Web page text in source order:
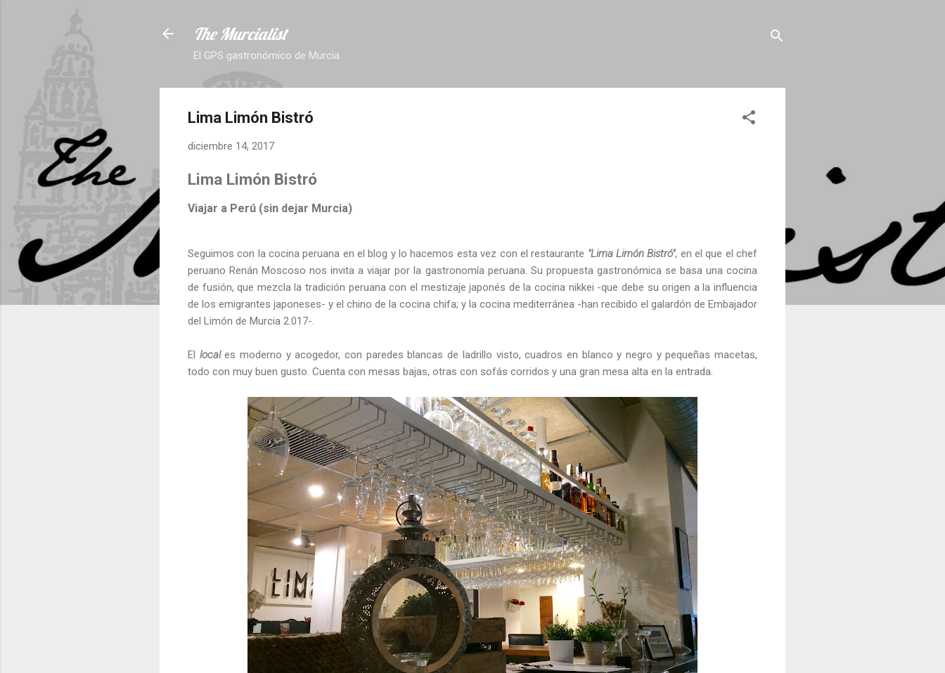
The Murcialist
El GPS gastronómico de Murcia
Lima Limón Bistró
diciembre 14, 2017
Lima Limón Bistró
Viajar a Perú (sin dejar Murcia)
Seguimos con la cocina peruana en el blog y lo hacemos esta vez con el restaurante "Lima Limón Bistró", en el que el chef
peruano Renán Moscoso nos invita a viajar por la gastronomía peruana. Su propuesta gastronómica se basa una cocina
de fusión, que mezcla la tradición peruana con el mestizaje japonés de la cocina nikkei -que debe su origen a la influencia
de los emigrantes japoneses- y el chino de la cocina chifa; y la cocina mediterránea -han recibido el galardón de Embajador
del Limón de Murcia 2.017-.
El locales moderno y acogedor, con paredes blancas de ladrillo visto, cuadros en blanco y negro y pequeñas macetas,
todo con muy buen gusto. Cuenta con mesas bajas, otras con sofás corridos y una gran mesa alta en la entrada.